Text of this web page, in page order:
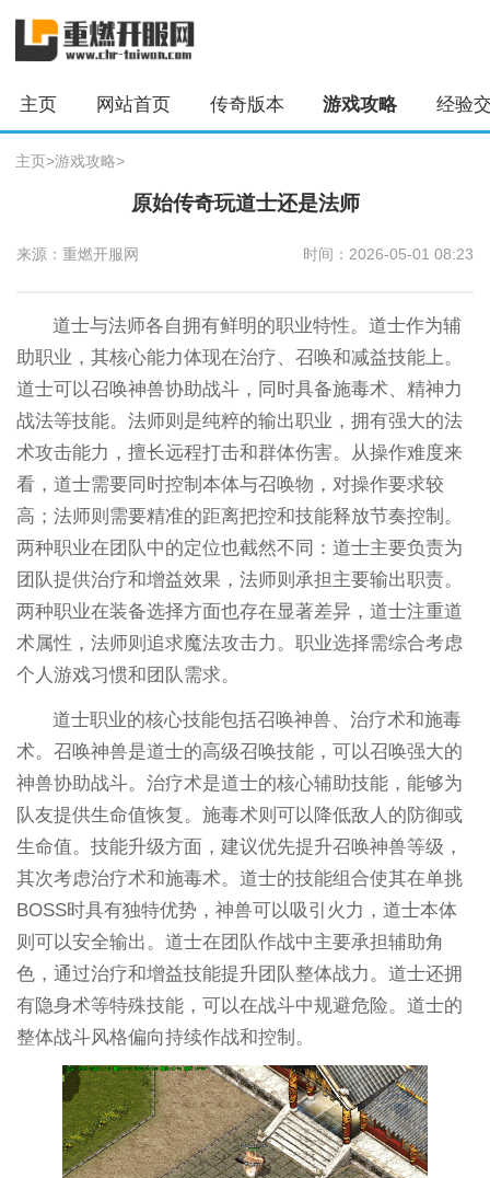
主页 网站首页 传奇版本 游戏攻略 经验
主页>游戏攻略>
原始传奇玩道士还是法师
来源：重燃开服网 时间：2026-05-01 08:23
道士与法师各自拥有鲜明的职业特性。道士作为辅
助职业，其核心能力体现在治疗、召唤和减益技能上。
道士可以召唤神兽协助战斗，同时具备施毒术、精神力
战法等技能。法师则是纯粹的输出职业，拥有强大的法
术攻击能力，擅长远程打击和群体伤害。从操作难度来
看，道士需要同时控制本体与召唤物，对操作要求较
高；法师则需要精准的距离把控和技能释放节奏控制。
两种职业在团队中的定位也截然不同：道士主要负责为
团队提供治疗和增益效果，法师则承担主要输出职责。
两种职业在装备选择方面也存在显著差异，道士注重道
术属性，法师则追求魔法攻击力。职业选择需综合考虑
个人游戏习惯和团队需求。
道士职业的核心技能包括召唤神兽、治疗术和施毒
术。召唤神兽是道士的高级召唤技能，可以召唤强大的
神兽协助战斗。治疗术是道士的核心辅助技能，能够为
队友提供生命值恢复。施毒术则可以降低敌人的防御或
生命值。技能升级方面，建议优先提升召唤神兽等级，
其次考虑治疗术和施毒术。道士的技能组合使其在单挑
BOSS时具有独特优势，神兽可以吸引火力，道士本体
则可以安全输出。道士在团队作战中主要承担辅助角
色，通过治疗和增益技能提升团队整体战力。道士还拥
有隐身术等特殊技能，可以在战斗中规避危险。道士的
整体战斗风格偏向持续作战和控制。